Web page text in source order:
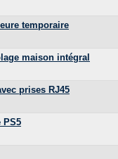
temporaire
maison intégral
prises RJ45
PS5